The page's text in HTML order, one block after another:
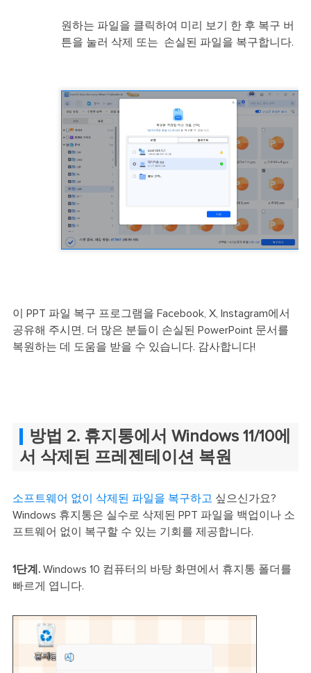
원하는 파일을 클릭하여 미리 보기 한 후 복구 버
튼을 눌러 삭제 또는 손실된 파일을 복구합니다.
이 PPT 파일 복구 프로그램을 Facebook, X, Instagram에서
공유해 주시면, 더 많은 분들이 손실된 PowerPoint 문서를
복원하는 데 도움을 받을 수 있습니다. 감사합니다!
방법 2. 휴지통에서 Windows 11/10에
서 삭제된 프레젠테이션 복원
소프트웨어 없이 삭제된 파일을 복구하고 싶으신가요?
Windows 휴지통은 실수로 삭제된 PPT 파일을 백업이나 소
프트웨어 없이 복구할 수 있는 기회를 제공합니다.
1단계.Windows 10 컴퓨터의 바탕 화면에서 휴지통 폴더를
빠르게 엽니다.